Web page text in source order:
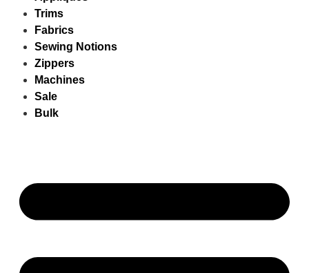
Trims
Fabrics
Sewing Notions
Zippers
Machines
Sale
Bulk